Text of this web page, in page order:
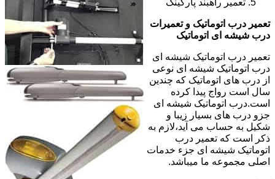
تعمیر راهبند پارکینگ
تعمیر درب اتوماتیک و تعمیرات
درب شیشه ای اتوماتیک
تعمیر درب اتوماتیک شیشه ای
درب اتوماتیک شیشه ای نوعی
از درب های اتوماتیک که چندین
سال است رواج پیدا کرده
است.درب اتوماتیک شیشه ای
جزو درب های بسیار زیبا و
شکیل به حساب می آید،لازم به
ذکر است که تعمیر درب
اتوماتیک شیشه ای جزء خدمات
اصلی مجموعه ما میباشد.